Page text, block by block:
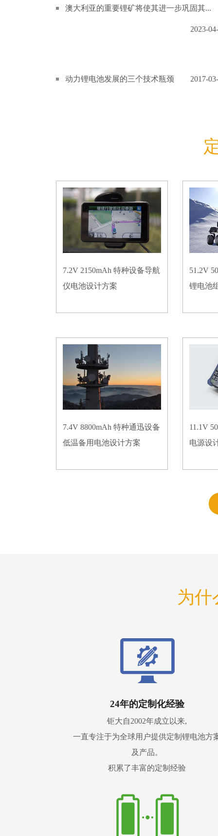
澳大利亚的重要锂矿将使其进一步巩固其...
2023-
动力锂电池发展的三个技术瓶颈 2017-
7.2V 2150mAh 特种设备导航
仪电池设计方案
51.2V
锂电池
7.4V 8800mAh 特种通迅设备
低温备用电池设计方案
11.1V
电源设
为什
24年的定制化经验
钜大自2002年成立以来,
一直专注于为全球用户提供定制锂电池方
及产品。
积累了丰富的定制经验